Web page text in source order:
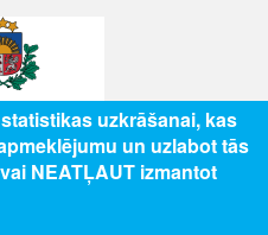
publicētā satura visas tiesības
uzkrāšanai, kas
un uzlabot tās
NEATĻAUT izmantot